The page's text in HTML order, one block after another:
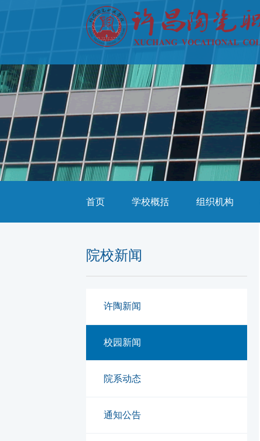
首页 学校概括 组织机构
院校新闻
许陶新闻
校园新闻
院系动态
通知公告